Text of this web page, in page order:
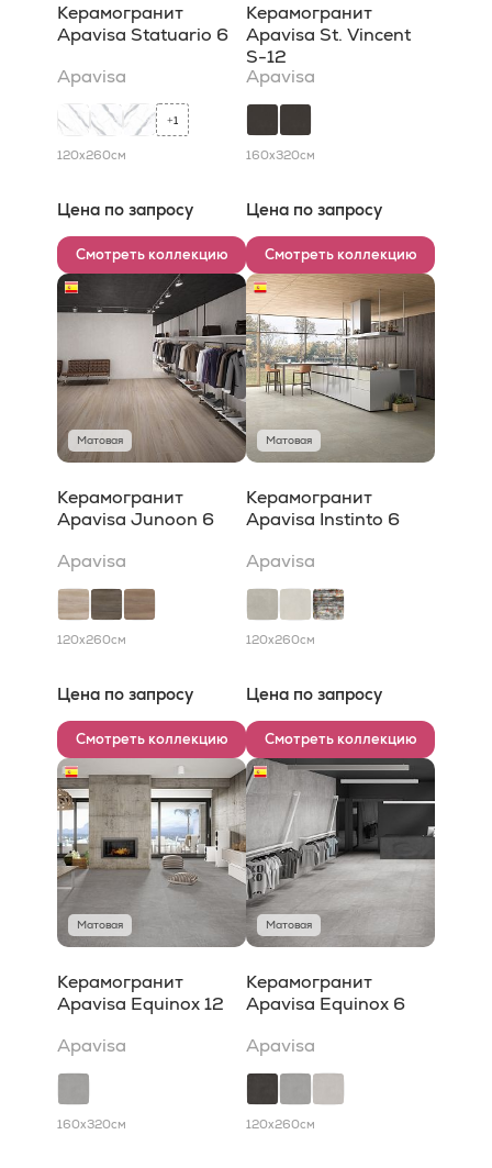
Керамогранит
Apavisa Statuario 6
Apavisa
+1
120x260см
Цена по запросу
Смотреть коллекцию
Керамогранит
Apavisa St. Vincent
S-12
Apavisa
160x320см
Цена по запросу
Смотреть коллекцию
Матовая
Керамогранит
Apavisa Junoon 6
Apavisa
120x260см
Цена по запросу
Смотреть коллекцию
Матовая
Керамогранит
Apavisa Instinto 6
Apavisa
120x260см
Цена по запросу
Смотреть коллекцию
Матовая
Керамогранит
Apavisa Equinox 12
Apavisa
160x320см
Матовая
Керамогранит
Apavisa Equinox 6
Apavisa
120x260см